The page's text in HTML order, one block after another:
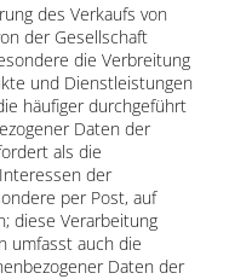
des Verkaufs von
der Gesellschaft
die Verbreitung
und Dienstleistungen
häufiger durchgeführt
Daten der
als die
der
per Post, auf
diese Verarbeitung
umfasst auch die
Daten der